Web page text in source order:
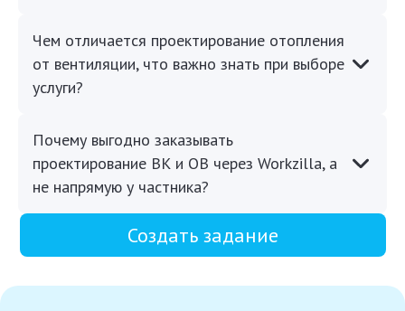
Чем отличается проектирование отопления
от вентиляции, что важно знать при выборе
услуги?
Почему выгодно заказывать
проектирование ВК и ОВ через Workzilla, а
не напрямую у частника?
Создать задание